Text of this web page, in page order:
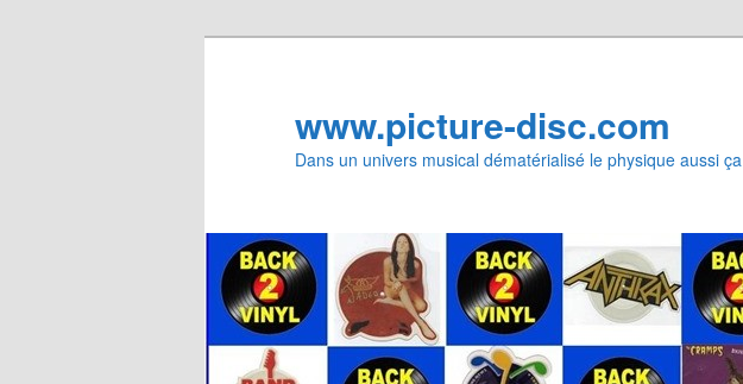
www.picture-disc.com
Dans un univers musical dématérialisé le physique aussi